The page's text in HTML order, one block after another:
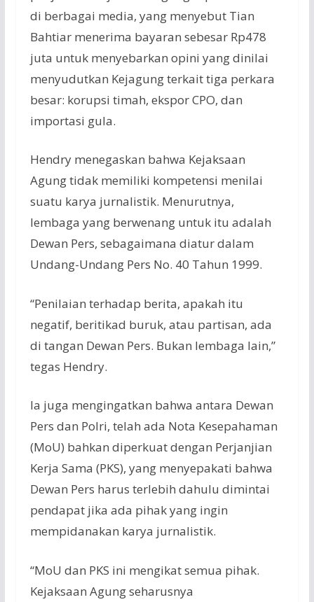
di berbagai media, yang menyebut Tian
Bahtiar menerima bayaran sebesar Rp478
juta untuk menyebarkan opini yang dinilai
menyudutkan Kejagung terkait tiga perkara
besar: korupsi timah, ekspor CPO, dan
importasi gula.
Hendry menegaskan bahwa Kejaksaan
Agung tidak memiliki kompetensi menilai
suatu karya jurnalistik. Menurutnya,
lembaga yang berwenang untuk itu adalah
Dewan Pers, sebagaimana diatur dalam
Undang-Undang Pers No. 40 Tahun 1999.
“Penilaian terhadap berita, apakah itu
negatif, beritikad buruk, atau partisan, ada
di tangan Dewan Pers. Bukan lembaga lain,”
tegas Hendry.
Ia juga mengingatkan bahwa antara Dewan
Pers dan Polri, telah ada Nota Kesepahaman
(MoU) bahkan diperkuat dengan Perjanjian
Kerja Sama (PKS), yang menyepakati bahwa
Dewan Pers harus terlebih dahulu dimintai
pendapat jika ada pihak yang ingin
mempidanakan karya jurnalistik.
“MoU dan PKS ini mengikat semua pihak.
Kejaksaan Agung seharusnya